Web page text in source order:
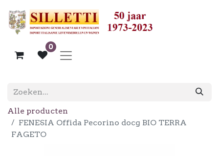
0
Alle producten
FENESIA Offida Pecorino docg BIO TERRA
FAGETO